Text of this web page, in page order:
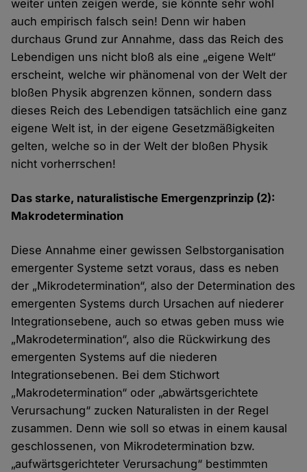
weiter unten zeigen werde, sie könnte sehr wohl
auch empirisch falsch sein! Denn wir haben
durchaus Grund zur Annahme, dass das Reich des
Lebendigen uns nicht bloß als eine „eigene Welt“
erscheint, welche wir phänomenal von der Welt der
bloßen Physik abgrenzen können, sondern dass
dieses Reich des Lebendigen tatsächlich eine ganz
eigene Welt ist, in der eigene Gesetzmäßigkeiten
gelten, welche so in der Welt der bloßen Physik
nicht vorherrschen!
Das starke, naturalistische Emergenzprinzip (2):
Makrodetermination
Diese Annahme einer gewissen Selbstorganisation
emergenter Systeme setzt voraus, dass es neben
der „Mikrodetermination“, also der Determination des
emergenten Systems durch Ursachen auf niederer
Integrationsebene, auch so etwas geben muss wie
„Makrodetermination“, also die Rückwirkung des
emergenten Systems auf die niederen
Integrationsebenen. Bei dem Stichwort
„Makrodetermination“ oder „abwärtsgerichtete
Verursachung“ zucken Naturalisten in der Regel
zusammen. Denn wie soll so etwas in einem kausal
geschlossenen, von Mikrodetermination bzw.
„aufwärtsgerichteter Verursachung“ bestimmten